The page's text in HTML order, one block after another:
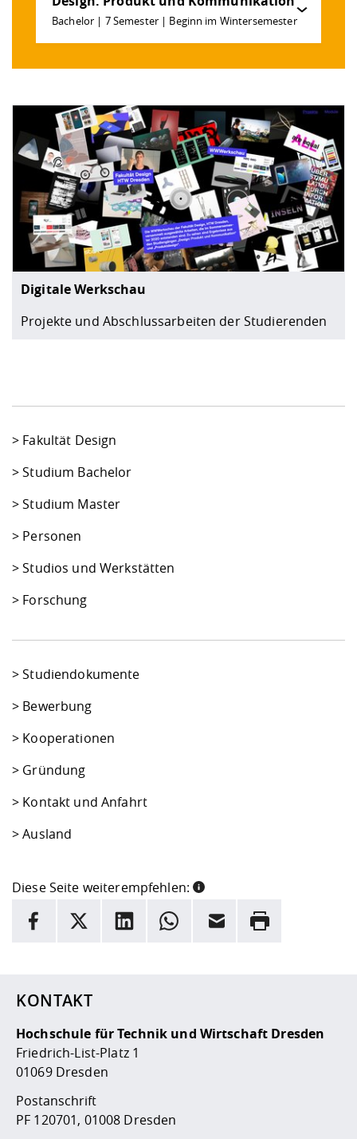
Bachelor | 7 Semester | Beginn im Wintersemester
Digitale Werkschau
Projekte und Abschlussarbeiten der Studierenden
> Fakultät Design
>Studium Bachelor
>Studium Master
> Personen
>Studios und Werkstätten
> Forschung
>Studiendokumente
> Bewerbung
> Kooperationen
> Gründung
> Kontakt und Anfahrt
> Ausland
Diese Seite weiterempfehlen:
INFORMATION
Facebook
X LinkedInWhatsappE-Mail Drucken
KONTAKT
Hochschule für Technik und Wirtschaft Dresden
Friedrich-List-Platz 1
01069 Dresden
Postanschrift
PF 120701, 01008 Dresden